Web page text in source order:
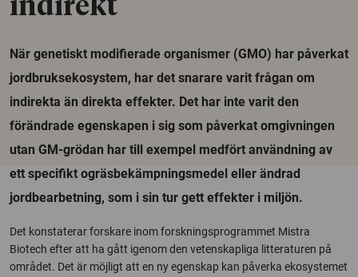
indirekt
När genetiskt modifierade organismer (GMO) har påverkat
jordbruksekosystem, har det snarare varit frågan om
indirekta än direkta effekter. Det har inte varit den
förändrade egenskapen i sig som påverkat omgivningen
utan GM-grödan har till exempel medfört användning av
ett specifikt ogräsbekämpningsmedel eller ändrad
jordbearbetning, som i sin tur gett effekter i miljön.
Det konstaterar forskare inom forskningsprogrammet Mistra
Biotech efter att ha gått igenom den vetenskapliga litteraturen på
området. Det är möjligt att en ny egenskap kan påverka ekosystemet